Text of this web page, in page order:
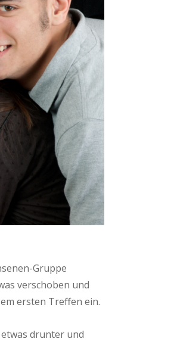
Gruppe
verschoben und
ersten Treffen ein.
drunter und